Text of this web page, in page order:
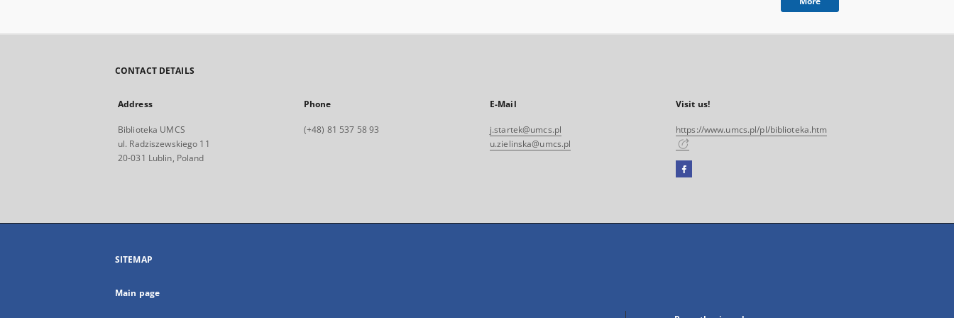
CONTACT DETAILS
Address
Biblioteka UMCS
ul. Radziszewskiego 11
20-031 Lublin, Poland
Phone
(+48) 81 537 58 93
E-Mail
j.startek@umcs.pl
u.zielinska@umcs.pl
Visit us!
https://www.umcs.pl/pl/biblioteka.htm
Facebook
open
SITEMAP
Main page